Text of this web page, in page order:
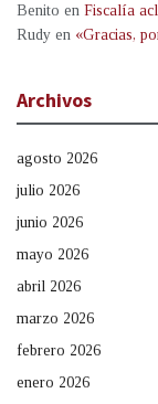
Benito en Fiscalía
Rudy en «Gracias,
Archivos
agosto 2026
julio 2026
junio 2026
mayo 2026
abril 2026
marzo 2026
febrero 2026
enero 2026